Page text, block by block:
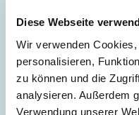
Diese Webseite
Wir verwenden
personalisieren,
zu können und die
analysieren. Außerdem
Verwendung unserer
CSRD
Der
im EU-
2024
Recht